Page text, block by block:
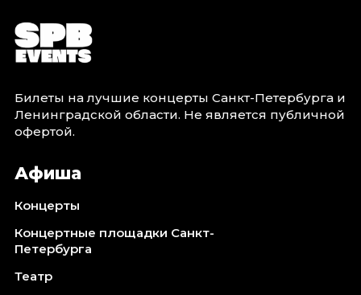
Билеты на лучшие концерты Санкт-Петербурга и
Ленинградской области. Не является публичной
офертой.
Афиша
Концерты
Концертные площадки Санкт-
Петербурга
Театр